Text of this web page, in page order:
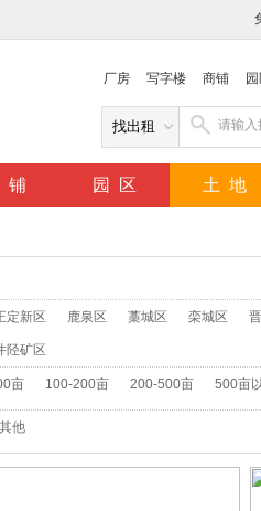
厂房 写字楼 商铺
铺 园 区 土 地
定新区 鹿泉区 藁城区 栾城区
陉矿区
亩 100-200亩 200-500亩 500亩
其他